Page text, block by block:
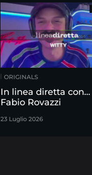
ORIGINALS
In linea diretta con…
Fabio Rovazzi
23 Luglio 2026